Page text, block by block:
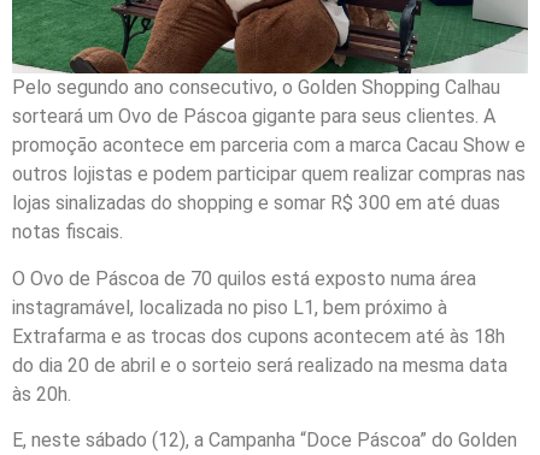
Pelo segundo ano consecutivo, o Golden Shopping Calhau
sorteará um Ovo de Páscoa gigante para seus clientes. A
promoção acontece em parceria com a marca Cacau Show e
outros lojistas e podem participar quem realizar compras nas
lojas sinalizadas do shopping e somar R$ 300 em até duas
notas fiscais.
O Ovo de Páscoa de 70 quilos está exposto numa área
instagramável, localizada no piso L1, bem próximo à
Extrafarma e as trocas dos cupons acontecem até às 18h
do dia 20 de abril e o sorteio será realizado na mesma data
às 20h.
E, neste sábado (12), a Campanha “Doce Páscoa” do Golden